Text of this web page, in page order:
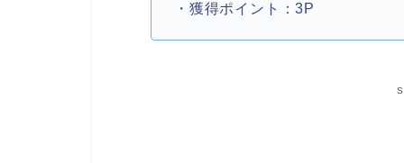
・獲得ポイント：3P